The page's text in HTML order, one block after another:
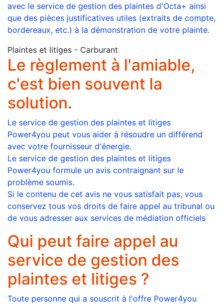
avec le service de gestion des plaintes d'Octa+ ainsi
que des pièces justificatives utiles (extraits de compte,
bordereaux, etc.) à la démonstration de votre plainte.
Plaintes et litiges - Carburant
Le règlement à l'amiable,
c'est bien souvent la
solution.
Le service de gestion des plaintes et litiges
Power4you peut vous aider à résoudre un différend
avec votre fournisseur d'énergie.
Le service de gestion des plaintes et litiges
Power4you formule un avis contraignant sur le
problème soumis.
Si le contenu de cet avis ne vous satisfait pas, vous
conservez tous vos droits de faire appel au tribunal ou
de vous adresser aux services de médiation officiels
Qui peut faire appel au
service de gestion des
plaintes et litiges ?
Toute personne qui a souscrit à l'offre Power4you